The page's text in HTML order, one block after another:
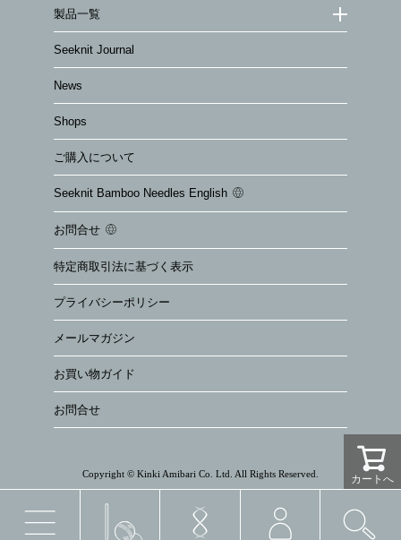
製品一覧
Seeknit Journal
News
Shops
ご購入について
Seeknit Bamboo Needles English
お問合せ
特定商取引法に基づく表示
プライバシーポリシー
メールマガジン
お買い物ガイド
お問合せ
Copyright © Kinki Amibari Co. Ltd. All Rights Reserved. カートへ